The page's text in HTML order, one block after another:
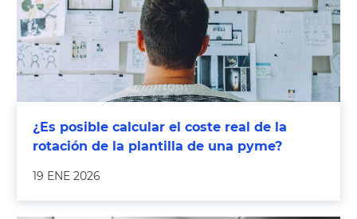
¿Es posible calcular el coste real de la
rotación de la plantilla de una pyme?
19 ENE 2026